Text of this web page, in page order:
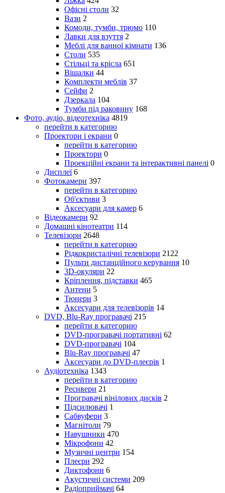
Офісні столи 32
Вази 2
Комоди, тумби, трюмо 110
Лавки для взуття 2
Меблі для ванної кімнати 136
Столи 535
Стільці та крісла 651
Вішалки 44
Комплекти меблів 37
Сейфи 2
Дзеркала 104
Тумби під раковину 168
Фото, аудіо, відеотехніка 4819
перейти в категорию
Проектори і екрани 0
перейти в категорию
Проектори 0
Проекційні екрани та інтерактивні панелі 0
Дисплеї 6
Фотокамери 397
перейти в категорию
Об'єктиви 3
Аксесуари для камер 6
Відеокамери 92
Домашні кінотеатри 114
Телевізори 2648
перейти в категорию
Рідкокристалічні телевізори 2122
Пульти дистанційного керування 10
3D-окуляри 22
Кріплення, підставки 465
Антени 5
Тюнери 3
Аксесуари для телевізорів 14
DVD, Blu-Ray програвачі 215
перейти в категорию
DVD-програвачі портативні 62
DVD-програвачі 104
Blu-Ray програвачі 47
Аксесуари до DVD-плеєрів 1
Аудіотехніка 1343
перейти в категорию
Ресивери 21
Програвачі вінілових дисків 2
Підсилювачі 1
Сабвуфери 3
Магнітоли 79
Навушники 470
Мікрофони 42
Музичні центри 154
Плеєри 292
Диктофони 6
Акустичні системи 209
Радіоприймачі 64